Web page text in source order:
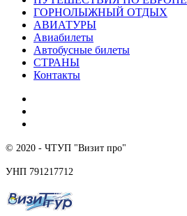
ГОРНОЛЫЖНЫЙ ОТДЫХ
АВИАТУРЫ
Авиабилеты
Автобусные билеты
СТРАНЫ
Контакты
© 2020 - ЧТУП "Визит про"
УНП 791217712